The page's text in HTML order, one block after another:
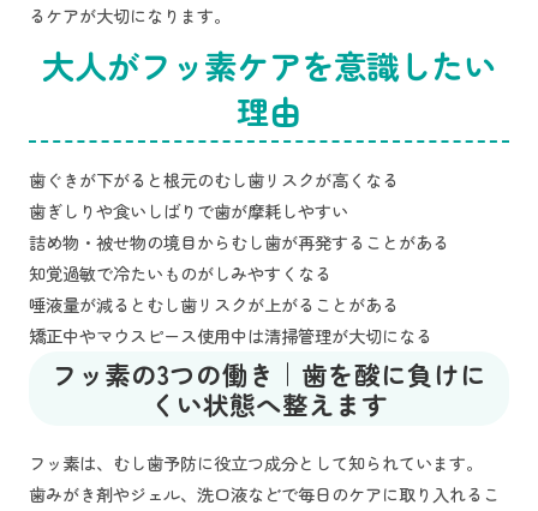
るケアが大切になります。
大人がフッ素ケアを意識したい
理由
歯ぐきが下がると根元のむし歯リスクが高くなる
歯ぎしりや食いしばりで歯が摩耗しやすい
詰め物・被せ物の境目からむし歯が再発することがある
知覚過敏で冷たいものがしみやすくなる
唾液量が減るとむし歯リスクが上がることがある
矯正中やマウスピース使用中は清掃管理が大切になる
フッ素の3つの働き｜歯を酸に負けに
くい状態へ整えます
フッ素は、むし歯予防に役立つ成分として知られています。
歯みがき剤やジェル、洗口液などで毎日のケアに取り入れるこ